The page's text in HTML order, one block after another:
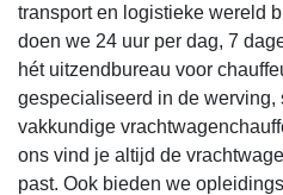
transport en logistieke wereld
doen we 24 uur per dag, 7
hét uitzendbureau voor
gespecialiseerd in de
vakkundige
ons vind je altijd de
past. Ook bieden we